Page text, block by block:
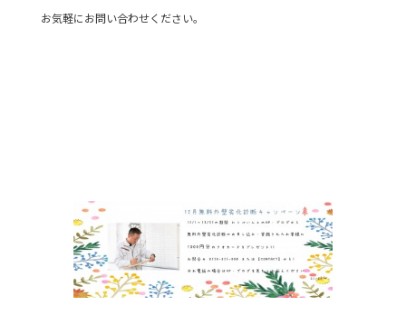
お気軽にお問い合わせください。